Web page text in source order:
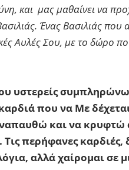
και μας μαθαίνει να
Ένας Βασιλιάς που
Αυλές Σου, με το δώρο
υστερείς
που να Με
και να κρυφτώ
περήφανες καρδιές,
αλλά χαίρομαι σε